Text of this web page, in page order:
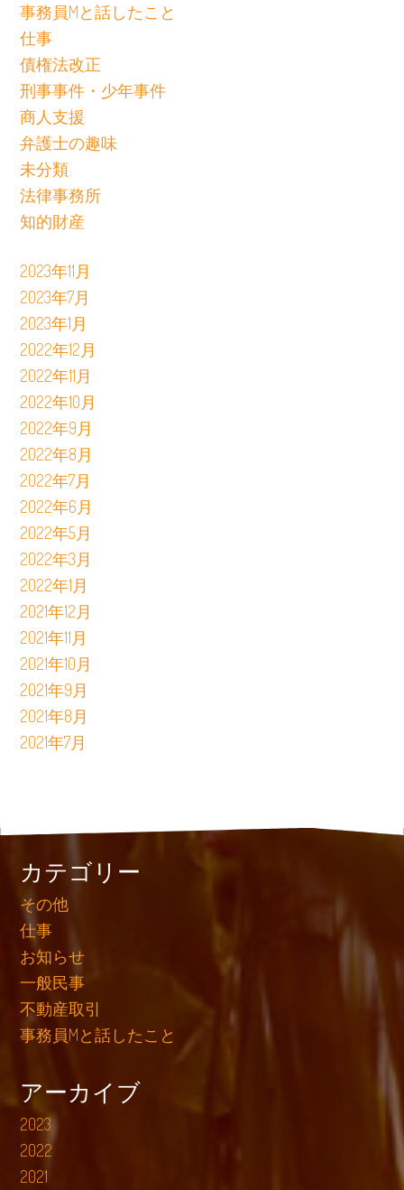
事務員Mと話したこと
仕事
債権法改正
刑事事件・少年事件
商人支援
弁護士の趣味
未分類
法律事務所
知的財産
2023年11月
2023年7月
2023年1月
2022年12月
2022年11月
2022年10月
2022年9月
2022年8月
2022年7月
2022年6月
2022年5月
2022年3月
2022年1月
2021年12月
2021年11月
2021年10月
2021年9月
2021年8月
2021年7月
カテゴリー
その他
仕事
お知らせ
一般民事
不動産取引
事務員Mと話したこと
アーカイブ
2023
2022
2021